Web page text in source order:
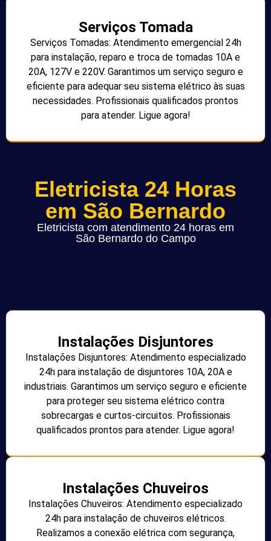
Serviços Tomada
Serviços Tomadas: Atendimento emergencial 24h
para instalação, reparo e troca de tomadas 10A e
20A, 127V e 220V. Garantimos um serviço seguro e
eficiente para adequar seu sistema elétrico às suas
necessidades. Profissionais qualificados prontos
para atender. Ligue agora!
Eletricista 24 Horas
em São Bernardo
Eletricista com atendimento 24 horas em
São Bernardo do Campo
Instalações Disjuntores
Instalações Disjuntores: Atendimento especializado
24h para instalação de disjuntores 10A, 20A e
industriais. Garantimos um serviço seguro e eficiente
para proteger seu sistema elétrico contra
sobrecargas e curtos-circuitos. Profissionais
qualificados prontos para atender. Ligue agora!
Instalações Chuveiros
Instalações Chuveiros: Atendimento especializado
24h para instalação de chuveiros elétricos.
Realizamos a conexão elétrica com segurança,